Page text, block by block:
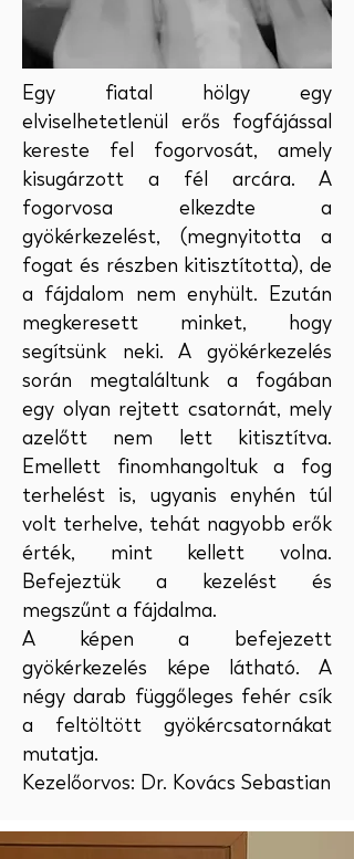
Egy fiatal hölgy egy
elviselhetetlenül erős fogfájással
kereste fel fogorvosát, amely
kisugárzott a fél arcára. A
fogorvosa elkezdte a
gyökérkezelést, (megnyitotta a
fogat és részben kitisztította), de
a fájdalom nem enyhült. Ezután
megkeresett minket, hogy
segítsünk neki. A gyökérkezelés
során megtaláltunk a fogában
egy olyan rejtett csatornát, mely
azelőtt nem lett kitisztítva.
Emellett finomhangoltuk a fog
terhelést is, ugyanis enyhén túl
volt terhelve, tehát nagyobb erők
érték, mint kellett volna.
Befejeztük a kezelést és
megszűnt a fájdalma.
A képen a befejezett
gyökérkezelés képe látható. A
négy darab függőleges fehér csík
a feltöltött gyökércsatornákat
mutatja.
Kezelőorvos: Dr. Kovács Sebastian